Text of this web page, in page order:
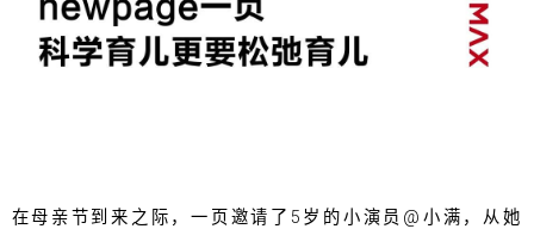
在母亲节到来之际，一页邀请了5岁的小演员@小满，从她